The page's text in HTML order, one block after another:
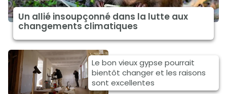
Un allié insoupçonné dans la lutte aux
changements climatiques
Le bon vieux gypse pourrait
bientôt changer et les raisons
sont excellentes